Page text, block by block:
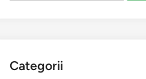
Categorii